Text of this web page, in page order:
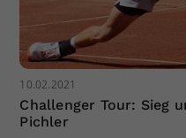
10.02.2021
Challenger Tour: Sieg
Pichler